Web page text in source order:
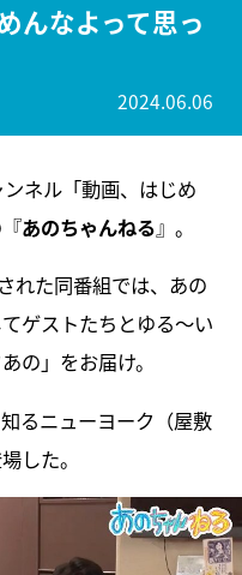
んなよって思っ
2024.06.06
ネル「動画、はじめ
あのちゃんねる』。
れた同番組では、あの
ゲストたちとゆる～い
の」をお届け。
るニューヨーク（屋敷
した。